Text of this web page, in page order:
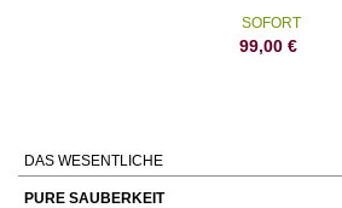
SOFORT
99,00€
DAS WESENTLICHE
PURE SAUBERKEIT